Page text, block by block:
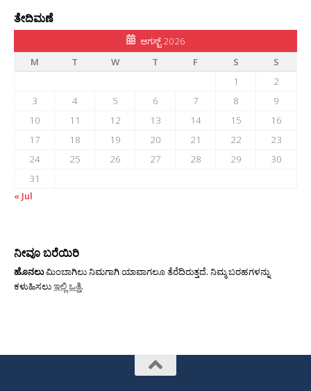
ತೇದಿಮಣೆ
ಆಗಸ್ಟ್ 2026
M
T W T F S
S
1
2
3
4 5 6 7 8
9
10
11 12 13 14 15
16
17
18 19 20 21 22
23
24
25 26 27 28 29
30
31
« Jul
ನೀವೂ ಬರೆಯಿರಿ
ಹೊನಲುಮಿಂಬಾಗಿಲು ನಿಮಗಾಗಿ ಯಾವಾಗಲೂ ತೆರೆದಿರುತ್ತದೆ. ನಿಮ್ಮ ಬರಹಗಳನ್ನು
ಕಳುಹಿಸಲುಇಲ್ಲಿ ಒತ್ತಿ.